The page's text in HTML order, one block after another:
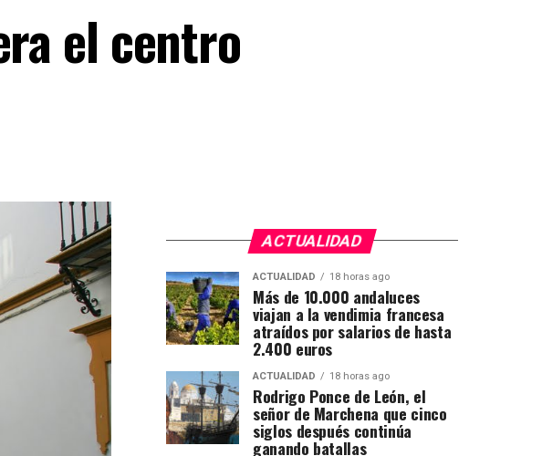
el centro
ACTUALIDAD
ACTUALIDAD 18 horas ago
Más de 10.000 andaluces
viajan a la vendimia francesa
atraídos por salarios de hasta
2.400 euros
ACTUALIDAD 18 horas ago
Rodrigo Ponce de León, el
señor de Marchena que cinco
siglos después continúa
ganando batallas